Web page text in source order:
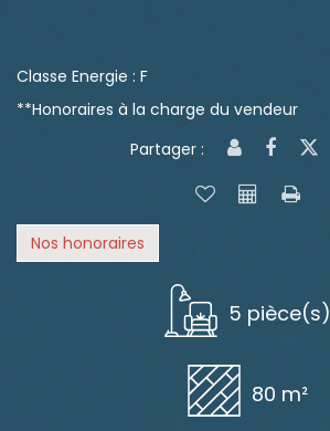
Classe Energie : F
**Honoraires à la charge du vendeur
Partager :
Nos honoraires
5 pièce(s)
80 m²